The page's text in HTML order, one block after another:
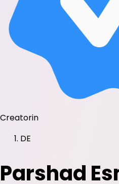
Creatorin
DE
Parshad